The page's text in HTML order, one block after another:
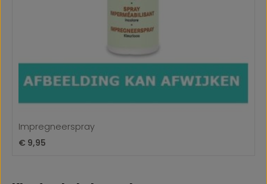
Impregneerspray
Normale prijs:
€ 9,95